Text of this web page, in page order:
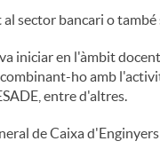
sector bancari o
iniciar en l'àmbit
ho amb
entre d'altres.
de Caixa